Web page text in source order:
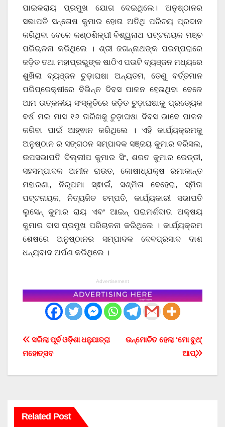
ପାଇକରାୟ ପ୍ରମୁଖ ଯୋଗ ଦେଇଥିଲେ। ଅନୁଷ୍ଠାନର
ସଭାପତି ସନ୍ତୋଷ କୁମାର ହୋତା ଅତିଥି ପରିଚୟ ପ୍ରଦାନ
କରିଥିବା ବେଳେ କଣ୍ଠଶିଳ୍ପୀ ବିଶ୍ୱନାଥ ପଟ୍ଟନାୟକ ମଞ୍ଚ
ପରିଚାଳନା କରିଥିଲେ । ଶ୍ରୀ ଜଗନ୍ନାଥଙ୍କ ପରମ୍ପରାରେ
ଜଡ଼ିତ ତଥା ମହାପ୍ରଭୁଙ୍କ ଷାଠିଏ ପଉଟି ବ୍ୟଞ୍ଜନ ମଧ୍ୟରେ
ଶୁଖିଲା ବ୍ୟଞ୍ଜନ ଚୁଡ଼ାଘଷା ଅନ୍ୟତମ, ତେଣୁ ବର୍ତ୍ତମାନ
ପରିପ୍ରେକ୍ଷୀରେ ବିଭିନ୍ନ ଦିବସ ପାଳନ ହେଉଥିବା ବେଳେ
ଆମ ଉତ୍କଳୀୟ ସଂସ୍କୃତିରେ ଜଡ଼ିତ ଚୁଡ଼ାଘଷାକୁ ପ୍ରତ୍ୟେକ
ବର୍ଷ ମଇ ମାସ ୧୬ ତାରିଖକୁ ଚୁଡ଼ାଘଷା ଦିବସ ଭାବେ ପାଳନ
କରିବା ପାଇଁ ଆହ୍ଵାନ କରିଥିଲେ । ଏହି କାର୍ଯ୍ୟକ୍ରମକୁ
ଅନୁଷ୍ଠାନ ର ସଙ୍ଗଠନ ସମ୍ପାଦକ ସଞ୍ଜୟ କୁମାର ବରିସଲ,
ଉପସଭାପତି ଦିଲ୍ଲୀପ କୁମାର ସିଂ, ଶରତ କୁମାର ରେଡ୍ଡୀ,
ସହସମ୍ପାଦକ ଅମୀନ ରାଉତ, କୋଷାଧ୍ଯକ୍ଷ ରମାକାନ୍ତ
ମହାରଣା, ନିରୂପମା ସ୍ଵାଇଁ, ସଶ୍ମିତା ବେହେରା, ସ୍ମିତା
ପଟ୍ଟନାୟକ, ନିତ୍ୟଜିତ ଚମ୍ପତି, କାର୍ଯ୍ୟକାରୀ ସଭାପତି
ଲୁସେନ୍ କୁମାର ରାୟ ଏବଂ ଆଇନ୍ ପରାମର୍ଶଦାତା ଅକ୍ଷୟ
କୁମାର ଦାସ ପ୍ରମୁଖ ପରିଚାଳନା କରିଥିଲେ । କାର୍ଯ୍ୟକ୍ରମ
ଶେଷରେ ଅନୁଷ୍ଠାନର ସମ୍ପାଦକ ଦେବପ୍ରସାଦ ଦାଶ
ଧନ୍ୟବାଦ ଅର୍ପଣ କରିଥିଲେ ।
Advertisement
Post
navigation
ଉନ୍ମୋଚିତ ହେଲା ‘ମୋ ବୁଥ୍’
ଆପ୍
ସରିଲା ପୂର୍ବ ଓଡ଼ିଶା ଧନୁଯାତ୍ରା
ମହୋତ୍ସବ
Related Post